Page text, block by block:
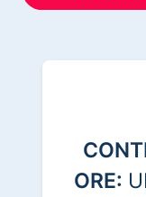
ORE: